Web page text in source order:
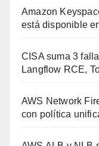
Amazon
está disponible
CISA suma 3
Langflow RCE,
AWS Network
con política